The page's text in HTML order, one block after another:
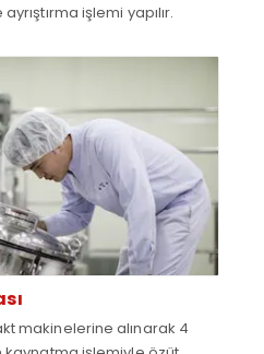
işlemi yapılır.
makinelerine alınarak 4